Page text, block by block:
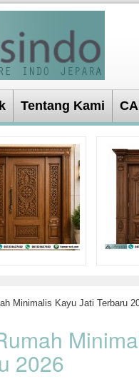
Tentang Kami
Minimalis Kayu Jati Terbaru
2026